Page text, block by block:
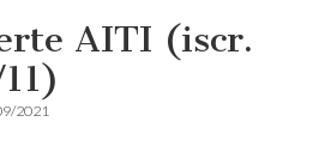
AITI (iscr.
2021